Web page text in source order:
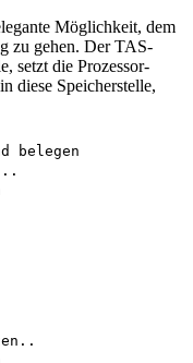
Möglichkeit, dem
zu gehen. Der TAS-
setzt die Prozessor-
diese Speicherstelle,
belegen